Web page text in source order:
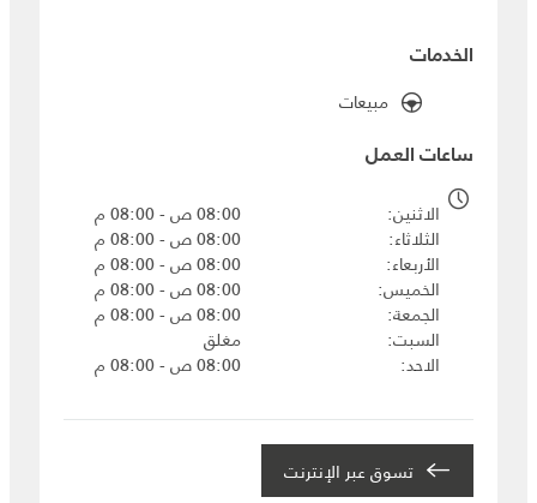
الخدمات
مبيعات
ساعات العمل
الاثنين
08:00 ص - 08:00 م
الثلاثاء
08:00 ص - 08:00 م
الأربعاء
08:00 ص - 08:00 م
الخميس
08:00 ص - 08:00 م
الجمعة
08:00 ص - 08:00 م
السبت
مغلق
الاحد
08:00 ص - 08:00 م
تسوق عبر الإنترنت